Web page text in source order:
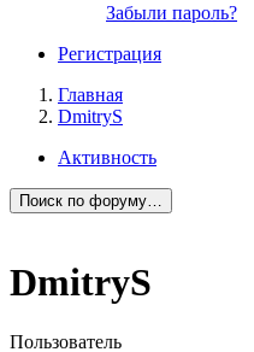
Забыли пароль?
Регистрация
Главная
DmitryS
Активность
Поиск по форуму…
DmitryS
Пользователь